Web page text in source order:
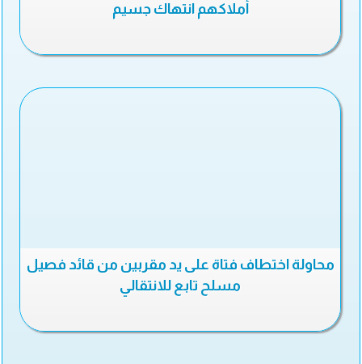
أملاكهم انتهاك جسيم
محاولة اختطاف فتاة على يد مقربين من قائد فصيل
مسلح تابع للانتقالي